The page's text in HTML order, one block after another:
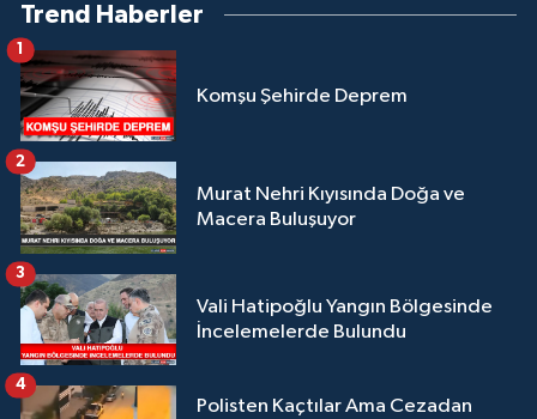
Trend Haberler
Komşu Şehirde Deprem
1
Murat Nehri Kıyısında Doğa ve
Macera Buluşuyor
2
Vali Hatipoğlu Yangın Bölgesinde
İncelemelerde Bulundu
3
Polisten Kaçtılar Ama Cezadan
4